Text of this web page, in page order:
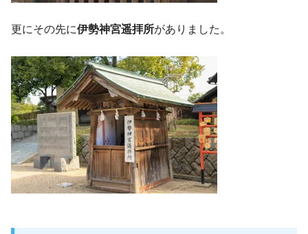
更にその先に伊勢神宮遥拝所がありました。